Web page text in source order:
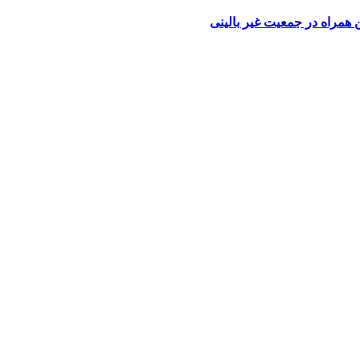
در جمعیت غیر بالینی